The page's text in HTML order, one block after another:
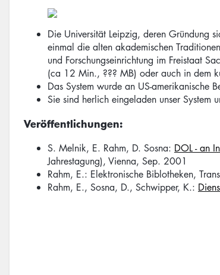
Die Universität Leipzig, deren Gründung
einmal die alten akademischen
und Forschungseinrichtung im Freistaat
(ca 12 Min., ??? MB) oder auch in dem
Das System wurde an US-amerikanische
Sie sind herlich eingeladen unser System
Veröffentlichungen:
S. Melnik, E. Rahm, D. Sosna: DOL - an
Jahrestagung), Vienna, Sep. 2001
Rahm, E.: Elektronische Biblotheken,
Rahm, E., Sosna, D., Schwipper, K.: